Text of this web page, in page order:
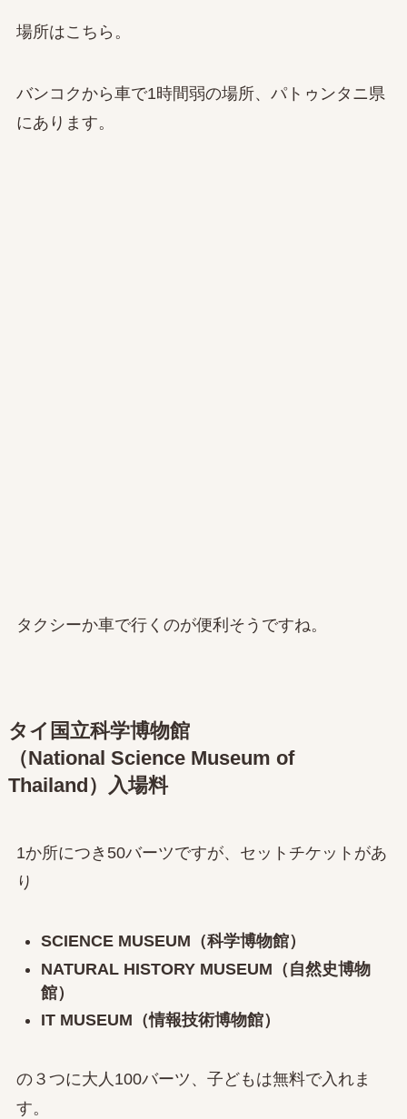
場所はこちら。
バンコクから車で1時間弱の場所、パトゥンタニ県
にあります。
タクシーか車で行くのが便利そうですね。
タイ国立科学博物館
（National Science Museum of
Thailand）入場料
1か所につき50バーツですが、セットチケットがあ
り
SCIENCE MUSEUM（科学博物館）
NATURAL HISTORY MUSEUM（自然史博物
館）
IT MUSEUM（情報技術博物館）
の３つに大人100バーツ、子どもは無料で入れま
す。